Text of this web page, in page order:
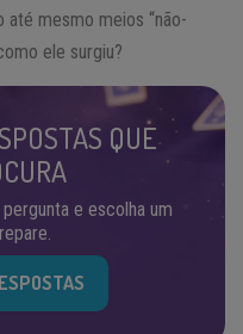
até mesmo meios “não-
ele surgiu?
QUE
e escolha um